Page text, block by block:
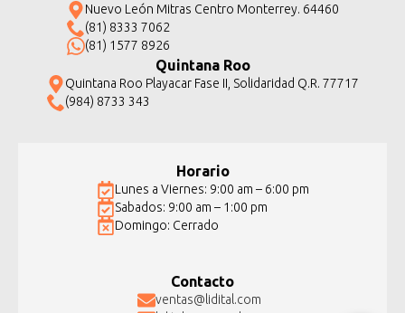
Nuevo León Mitras Centro Monterrey. 64460
(81) 8333 7062
(81) 1577 8926
Quintana Roo
Quintana Roo Playacar Fase II, Solidaridad Q.R. 77717
(984) 8733 343
Horario
Lunes a Viernes: 9:00 am – 6:00 pm
Sabados: 9:00 am – 1:00 pm
Domingo: Cerrado
Contacto
ventas@lidital.com